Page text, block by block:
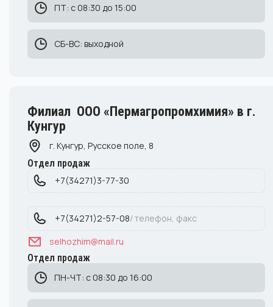
ПТ: с 08:30 до 15:00
СБ-ВС: выходной
Филиал ООО «Пермагропромхимия» в г.
Кунгур
г. Кунгур, Русское поле, 8
Отдел продаж
+7(34271)3-77-30
+7(34271)2-57-08/ телефон, факс
selhozhim@mail.ru
Отдел продаж
ПН-ЧТ: с 08:30 до 16:00